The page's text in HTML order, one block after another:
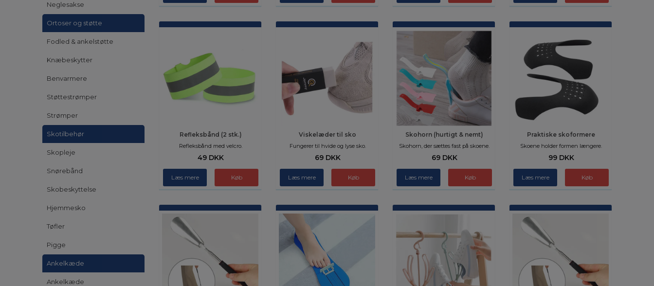
Neglesakse
Ortoser og støtte
Fodled & ankelstøtte
Knæbeskytter
Benvarmere
Støttestrømper
Strømper
Skotilbehør
Skopleje
Snørebånd
Skobeskyttelse
Hjemmesko
Tøfler
Pigge
Ankelkæde
Ankelkæde
Refleksbånd (2 stk.)
Refleksbånd med velcro.
49 DKK
Læs mere Køb
Viskelæder til sko
Fungerer til hvide og lyse sko.
69 DKK
Læs mere
Skohorn (hurtigt & nemt)
Skohorn, der sættes fast på skoene.
69 DKK
Læs mere
Praktiske skoformere
Skoene holder formen længere.
99 DKK
Læs mere Køb